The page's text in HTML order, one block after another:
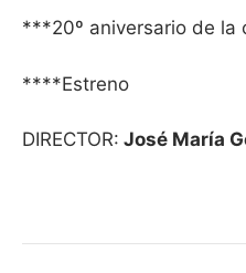
***20º aniversario de la
****Estreno
DIRECTOR: José María